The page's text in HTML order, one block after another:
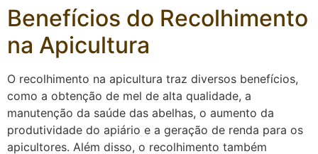
Benefícios do Recolhimento
na Apicultura
O recolhimento na apicultura traz diversos benefícios,
como a obtenção de mel de alta qualidade, a
manutenção da saúde das abelhas, o aumento da
produtividade do apiário e a geração de renda para os
apicultores. Além disso, o recolhimento também